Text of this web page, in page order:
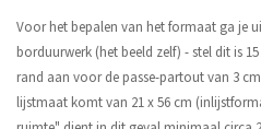
Voor het bepalen van het formaat ga je
borduurwerk (het beeld zelf) - stel dit is
rand aan voor de passe-partout van 3
lijstmaat komt van 21 x 56 cm